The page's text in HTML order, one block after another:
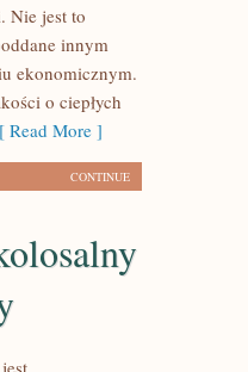
Nie jest to
innym
ekonomicznym.
o ciepłych
[ Read More ]
CONTINUE